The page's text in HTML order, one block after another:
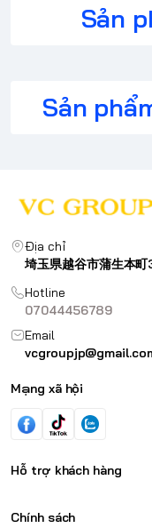
Sản
Sản
Địa chỉ
埼玉県越谷市蒲生本
Hotline
07044456789
Email
Mạng xã hội
Hỗ trợ khách hàng
Chính sách